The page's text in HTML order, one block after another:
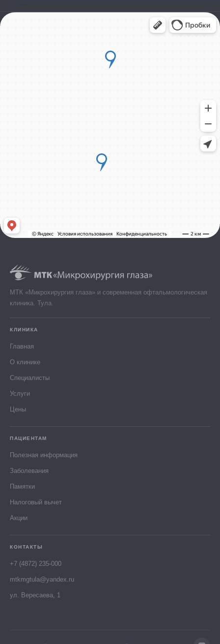
МТК «Микрохирургия глаза» и современная офтальмологическая
клиника. Тула.
КЛИНИКА
Главная
О клинике
Специалисты
Услуги
Цены
ПАЦИЕНТАМ
Полезная информация
Заболевания
Памятки
Налоговый вычет
Акции
КОНТАКТЫ
+7 (4872) 235-000
mtkmgtula@yandex.ru
ул. Вересаева, 1